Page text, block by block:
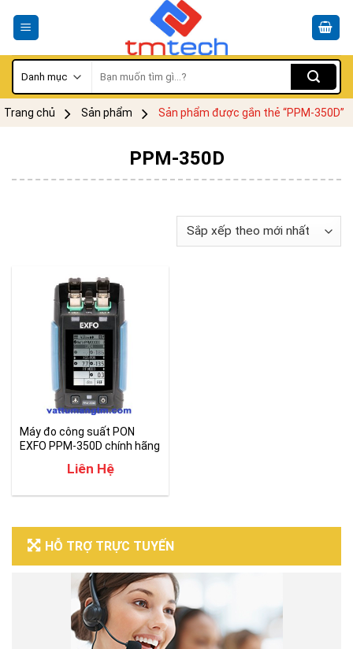
kiếm:
Trang chủ Sản phẩm Sản phẩm được gắn thẻ “PPM-350D”
HỖ TRỢ TRỰC TUYẾN
PPM-350D
Máy đo công suất PON
EXFO PPM-350D chính hãng
Liên Hệ